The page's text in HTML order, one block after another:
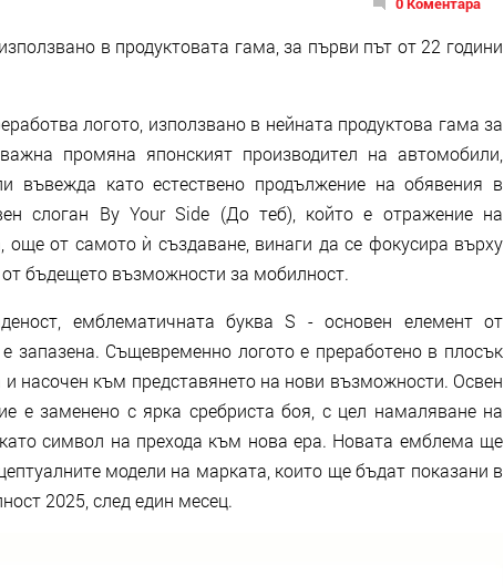
в продуктовата гама, за първи път от 22 години
логото, използвано в нейната продуктова гама за
промяна японският производител на автомобили,
въвежда като естествено продължение на обявения в
слоган By Your Side (До теб), който е отражение на
от самото ѝ създаване, винаги да се фокусира върху
бъдещето възможности за мобилност.
емблематичната буква S - основен елемент от
запазена. Същевременно логото е преработено в плосък
насочен към представянето на нови възможности. Освен
е заменено с ярка сребриста боя, с цел намаляване на
символ на прехода към нова ера. Новата емблема ще
модели на марката, които ще бъдат показани в
2025, след един месец.